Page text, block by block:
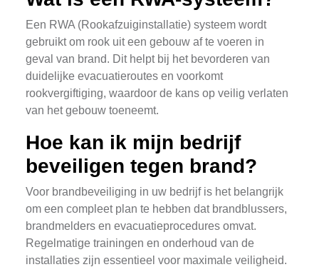
Een RWA (Rookafzuiginstallatie) systeem wordt
gebruikt om rook uit een gebouw af te voeren in
geval van brand. Dit helpt bij het bevorderen van
duidelijke evacuatieroutes en voorkomt
rookvergiftiging, waardoor de kans op veilig verlaten
van het gebouw toeneemt.
Hoe kan ik mijn bedrijf
beveiligen tegen brand?
Voor brandbeveiliging in uw bedrijf is het belangrijk
om een compleet plan te hebben dat brandblussers,
brandmelders en evacuatieprocedures omvat.
Regelmatige trainingen en onderhoud van de
installaties zijn essentieel voor maximale veiligheid.